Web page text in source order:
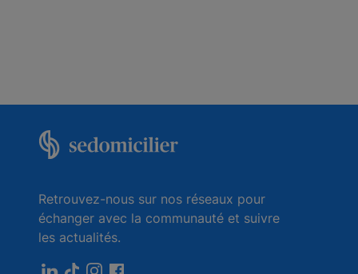
Retrouvez-nous sur nos réseaux pour
échanger avec la communauté et suivre
les actualités.